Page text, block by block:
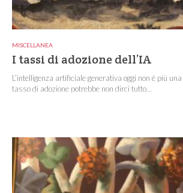
MISCELLANEA
I tassi di adozione dell’IA
L’intelligenza artificiale generativa oggi non è più
tasso di adozione potrebbe non dirci tutto...